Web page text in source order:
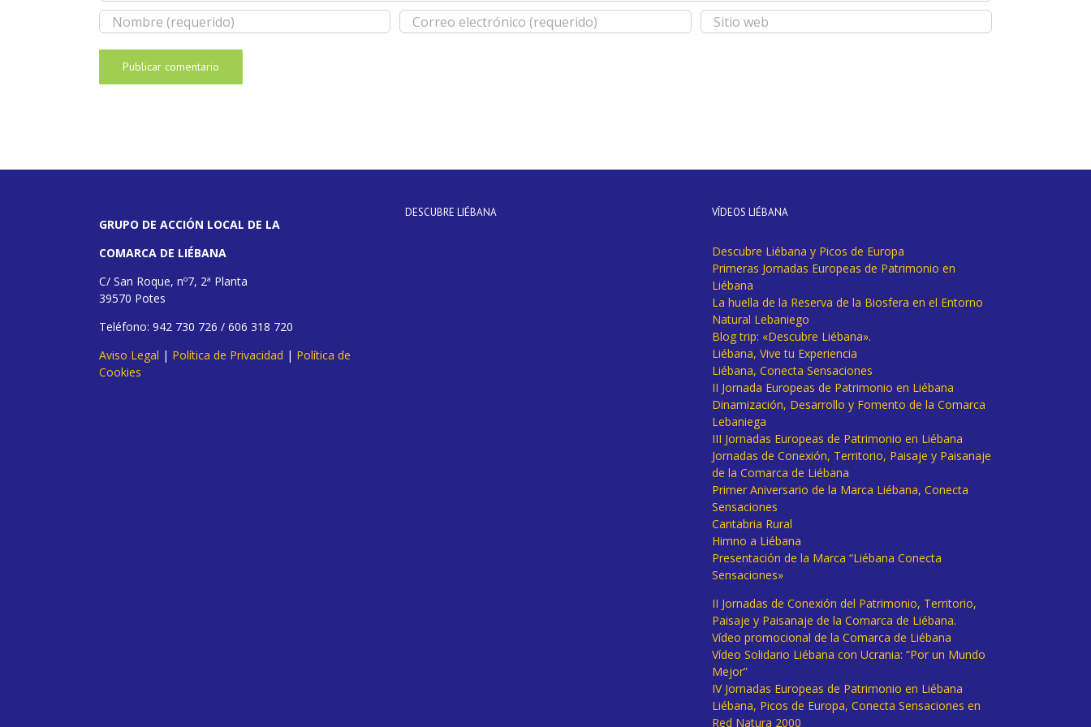
GRUPO DE ACCIÓN LOCAL DE LA
COMARCA DE LIÉBANA
C/ San Roque, nº7, 2ª Planta
39570 Potes
Teléfono: 942 730 726 / 606 318 720
Aviso Legal | Política de Privacidad | Política de
Cookies
DESCUBRE LIÉBANA VÍDEOS LIÉBANA
Descubre Liébana y Picos de Europa
Primeras Jornadas Europeas de Patrimonio en
Liébana
La huella de la Reserva de la Biosfera en el Entorno
Natural Lebaniego
Blog trip: «Descubre Liébana».
Liébana, Vive tu Experiencia
Liébana, Conecta Sensaciones
II Jornada Europeas de Patrimonio en Liébana
Dinamización, Desarrollo y Fomento de la Comarca
Lebaniega
III Jornadas Europeas de Patrimonio en Liébana
Jornadas de Conexión, Territorio, Paisaje y Paisanaje
de la Comarca de Liébana
Primer Aniversario de la Marca Liébana, Conecta
Sensaciones
Cantabria Rural
Himno a Liébana
Presentación de la Marca “Liébana Conecta
Sensaciones»
II Jornadas de Conexión del Patrimonio, Territorio,
Paisaje y Paisanaje de la Comarca de Liébana.
Vídeo promocional de la Comarca de Liébana
Vídeo Solidario Liébana con Ucrania: “Por un Mundo
Mejor”
IV Jornadas Europeas de Patrimonio en Liébana
Liébana, Picos de Europa, Conecta Sensaciones en
Red Natura 2000